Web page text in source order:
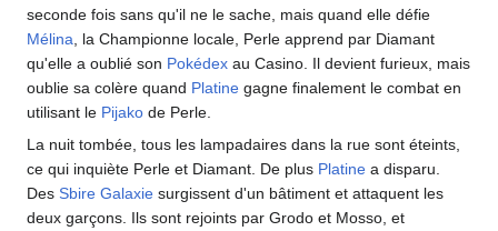
seconde fois sans qu'il ne le sache, mais quand elle défie
Mélina , la Championne locale, Perle apprend par Diamant
qu'elle a oublié son Pokédex au Casino. Il devient furieux, mais
oublie sa colère quand Platine gagne finalement le combat en
utilisant le Pijako de Perle.
La nuit tombée, tous les lampadaires dans la rue sont éteints,
ce qui inquiète Perle et Diamant. De plus Platine a disparu.
Des Sbire Galaxie surgissent d'un bâtiment et attaquent les
deux garçons. Ils sont rejoints par Grodo et Mosso, et